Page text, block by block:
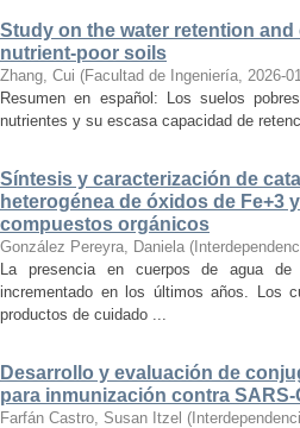
Study on the water retention
nutrient-poor soils
Zhang, Cui (Facultad de Ingeniería, 2026-
Resumen en español: Los suelos
nutrientes y su escasa capacidad de
Síntesis y caracterización de
heterogénea de óxidos de Fe+3
compuestos orgánicos
González Pereyra, Daniela (
La presencia en cuerpos de agua de
incrementado en los últimos años. Los
productos de cuidado ...
Desarrollo y evaluación de
para inmunización contra SARS-
Farfán Castro, Susan Itzel (